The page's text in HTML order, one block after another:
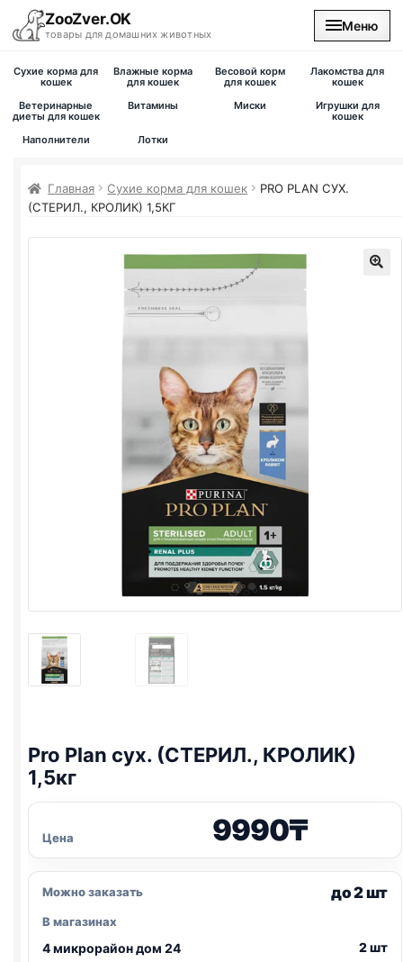
ZooZver.OK
товары для домашних животных
Меню
На главную
Сухие корма для
кошек
Влажные корма
для кошек
Весовой корм
для кошек
Лакомства для
кошек
Ветеринарные
диеты для кошек
Витамины Миски
Игрушки для
кошек
Наполнители
Лотки
Главная Сухие корма для кошек PRO PLANСУХ.
(СТЕРИЛ., КРОЛИК) 1,5КГ
Pro Plan сух. (СТЕРИЛ., КРОЛИК)
1,5кг
Цена 9990₸
Можно заказать до 2 шт
В магазинах
4 микрорайон дом 24 2 шт